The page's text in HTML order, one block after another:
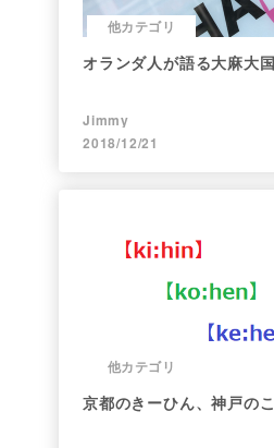
他カテゴリ
オランダ人が語る大麻大
Jimmy
2018/12/21
他カテゴリ
京都のきーひん、神戸の